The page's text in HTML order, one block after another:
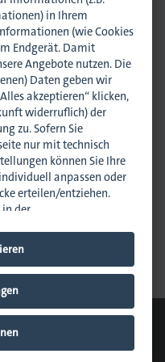
Kontakt
in Ihrem
(wie Cookies
Endgerät. Damit
Angebote nutzen. Die
Daten geben wir
akzeptieren“ klicken,
widerruflich) der
zu. Sofern Sie
nur mit technisch
können Sie Ihre
anpassen oder
erteilen/entziehen.
der
Webseite
Sie darauf hin,
und Dienstleister eine
erfolgt. Die USA
besteht insbesondere